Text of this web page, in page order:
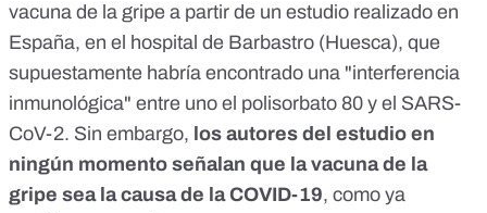
vacuna de la gripe a partir de un estudio realizado en
España, en el hospital de Barbastro (Huesca), que
supuestamente habría encontrado una "interferencia
inmunológica" entre uno el polisorbato 80 y el SARS-
CoV-2. Sin embargo, los autores del estudio en
ningún momento señalan que la vacuna de la
gripe sea la causa de la COVID-19, como ya